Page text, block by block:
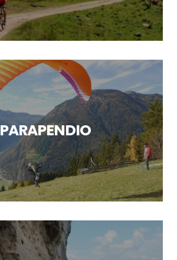
PARAPENDIO